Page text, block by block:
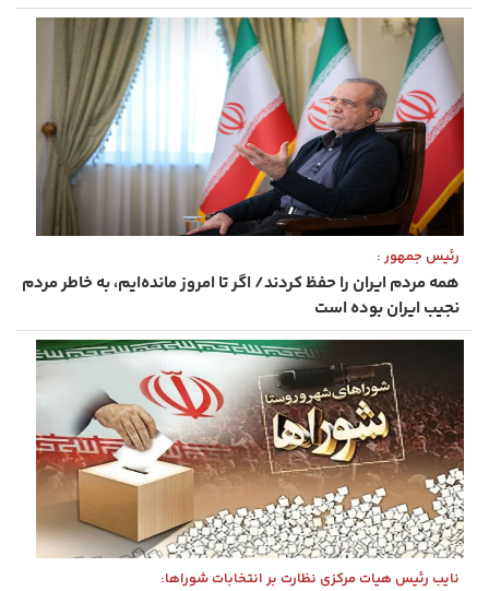
رئیس ‌جمهور :
همه مردم ایران را حفظ کردند/ اگر تا امروز مانده‌ایم، به ‌خاطر مردم
نجیب ایران بوده است
نایب رئیس هیات مرکزی نظارت بر انتخابات شوراها: